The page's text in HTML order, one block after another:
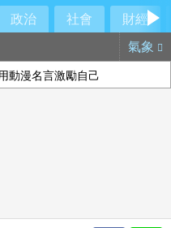
政治 社會
財經
氣象
動漫名言激勵自己